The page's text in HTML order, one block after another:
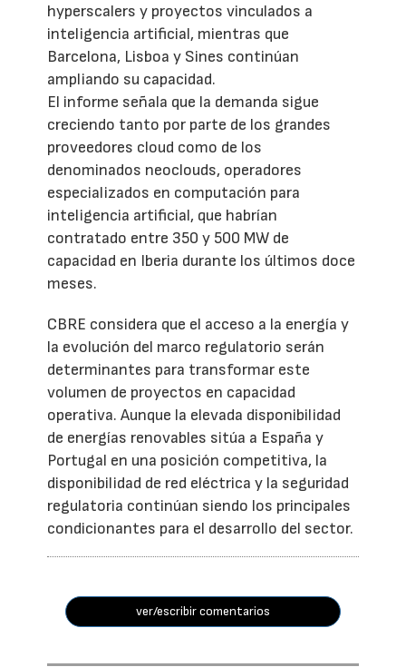
hyperscalers y proyectos vinculados a
inteligencia artificial, mientras que
Barcelona, Lisboa y Sines continúan
ampliando su capacidad.
El informe señala que la demanda sigue
creciendo tanto por parte de los grandes
proveedores cloud como de los
denominados neoclouds, operadores
especializados en computación para
inteligencia artificial, que habrían
contratado entre 350 y 500 MW de
capacidad en Iberia durante los últimos doce
meses.
CBRE considera que el acceso a la energía y
la evolución del marco regulatorio serán
determinantes para transformar este
volumen de proyectos en capacidad
operativa. Aunque la elevada disponibilidad
de energías renovables sitúa a España y
Portugal en una posición competitiva, la
disponibilidad de red eléctrica y la seguridad
regulatoria continúan siendo los principales
condicionantes para el desarrollo del sector.
ver/escribir comentarios